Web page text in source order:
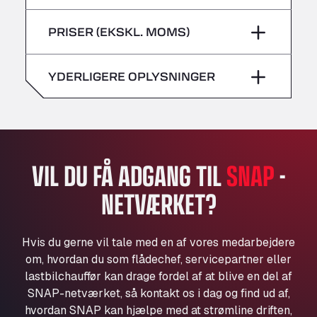
All 4 Trucks
Klaverbladstaat 21, 3560
American Truck Wash
Av. des Etats-Unis 90, 6041
Aut. A4 Salida 288 Pol. Ind. del Guadiel, 23210
AP7 Salida 2, C/ Bassegoda, 4, 17700
Andamur Pamplona
A-15 Salida Imarcoain, 31119
Andamur San Roman II
Aut A1 Exit 385, 01207
Anglia Motel
Washway Road, PE12 8LT
Anpol Sp. z o.o.
Ul. Torunska 147, 85884
lørdag –
lørdag –
PRISER (EKSKL. MOMS)
YDERLIGERE OPLYSNINGER
VIL DU FÅ ADGANG TILSNAP-
NETVÆRKET?
Hvis du gerne vil tale med en af vores medarbejdere
om, hvordan du som flådechef, servicepartner eller
lastbilchauffør kan drage fordel af at blive en del af
SNAP-netværket, så kontakt os i dag og find ud af,
hvordan SNAP kan hjælpe med at strømline driften,